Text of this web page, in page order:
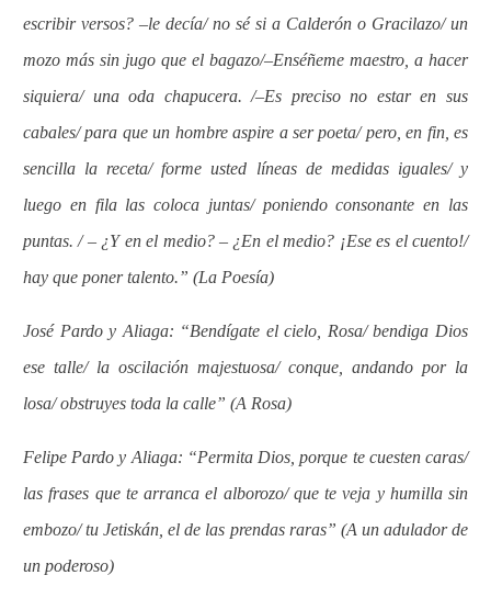
escribir versos? –le decía/ no sé si a Calderón o Gracilazo/ un
mozo más sin jugo que el bagazo/–Enséñeme maestro, a hacer
siquiera/ una oda chapucera. /–Es preciso no estar en sus
cabales/ para que un hombre aspire a ser poeta/ pero, en fin, es
sencilla la receta/ forme usted líneas de medidas iguales/ y
luego en fila las coloca juntas/ poniendo consonante en las
puntas. / – ¿Y en el medio? – ¿En el medio? ¡Ese es el cuento!/
hay que poner talento.” (La Poesía)
José Pardo y Aliaga: “Bendígate el cielo, Rosa/ bendiga Dios
ese talle/ la oscilación majestuosa/ conque, andando por la
losa/ obstruyes toda la calle” (A Rosa)
Felipe Pardo y Aliaga: “Permita Dios, porque te cuesten caras/
las frases que te arranca el alborozo/ que te veja y humilla sin
embozo/ tu Jetiskán, el de las prendas raras” (A un adulador de
un poderoso)